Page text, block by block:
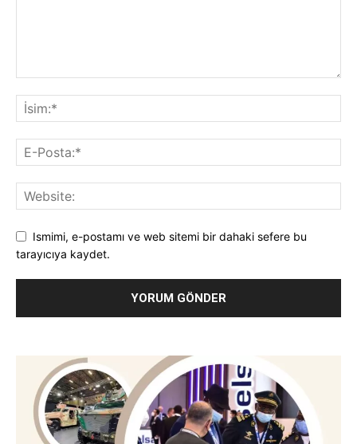
Ismimi, e-postamı ve web sitemi bir dahaki sefere bu
tarayıcıya kaydet.